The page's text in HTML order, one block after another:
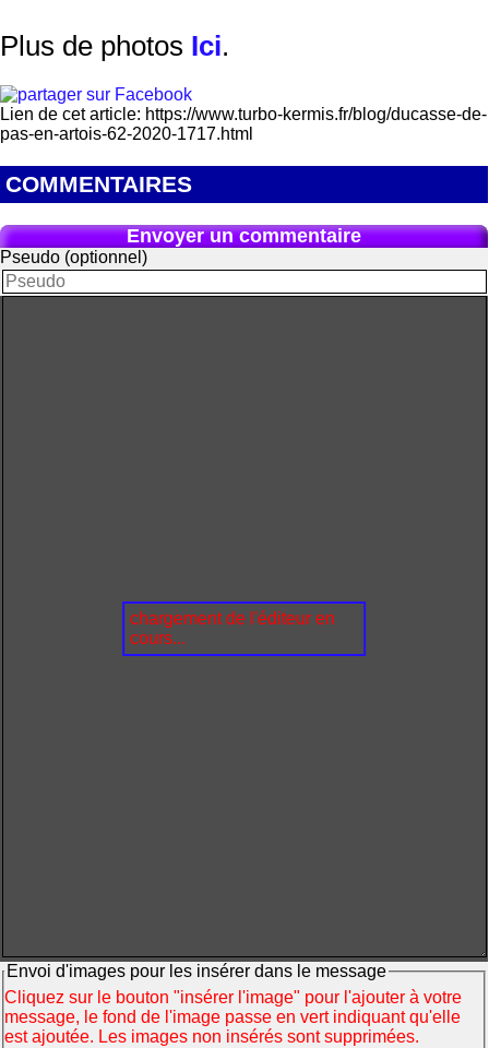
Plus de photos Ici.
Lien de cet article: https://www.turbo-kermis.fr/blog/ducasse-de-
pas-en-artois-62-2020-1717.html
COMMENTAIRES
Envoyer un commentaire
Pseudo (optionnel)
chargement de l'éditeur en
cours...
Envoi d'images pour les insérer dans le message
Cliquez sur le bouton "insérer l'image" pour l'ajouter à votre
message, le fond de l'image passe en vert indiquant qu'elle
est ajoutée. Les images non insérés sont supprimées.